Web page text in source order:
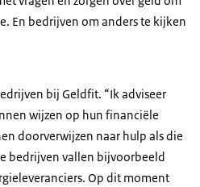
En bedrijven om anders te kijken
bij Geldfit. “Ik adviseer
wijzen op hun financiële
doorverwijzen naar hulp als die
bedrijven vallen bijvoorbeeld
Op dit moment